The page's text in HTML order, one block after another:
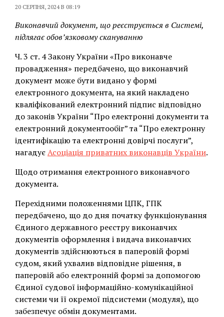
20 СЕРПНЯ, 2024 В 08:19
Виконавчий документ, що реєструється в Системі,
підлягає обов’язковому скануванню
Ч. 3 ст. 4 Закону України «Про виконавче
провадження» передбачено, що виконавчий
документ може бути видано у формі
електронного документа, на який накладено
кваліфікований електронний підпис відповідно
до законів України “Про електронні документи та
електронний документообіг” та “Про електронну
ідентифікацію та електронні довірчі послуги”,
нагадуєАсоціація приватних виконавців України.
Щодо отримання електронного виконавчого
документа.
Перехідними положеннями ЦПК, ГПК
передбачено, що до дня початку функціонування
Єдиного державного реєстру виконавчих
документів оформлення і видача виконавчих
документів здійснюються в паперовій формі
судом, який ухвалив відповідне рішення, в
паперовій або електронній формі за допомогою
Єдиної судової інформаційно-комунікаційної
системи чи її окремої підсистеми (модуля), що
забезпечує обмін документами.